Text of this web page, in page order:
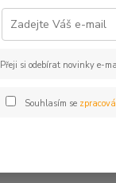
Kč Od
Novinka
Přeji si odebírat novinky e-
Souhlasím se